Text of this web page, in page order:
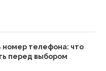
номер телефона: что
перед выбором